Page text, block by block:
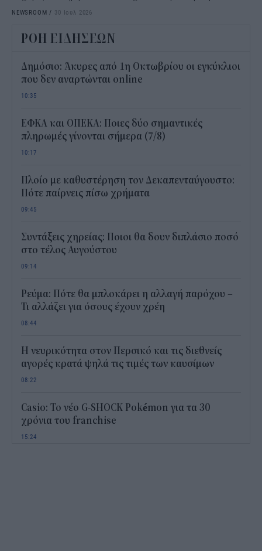
NEWSROOM / 30 Ιουλ 2026
ΡΟΗ ΕΙΔΗΣΕΩΝ
Δημόσιο: Άκυρες από 1η Οκτωβρίου οι εγκύκλιοι
που δεν αναρτώνται online
10:35
ΕΦΚΑ και ΟΠΕΚΑ: Ποιες δύο σημαντικές
πληρωμές γίνονται σήμερα (7/8)
10:17
Πλοίο με καθυστέρηση τον Δεκαπενταύγουστο:
Πότε παίρνεις πίσω χρήματα
09:45
Συντάξεις χηρείας: Ποιοι θα δουν διπλάσιο ποσό
στο τέλος Αυγούστου
09:14
Ρεύμα: Πότε θα μπλοκάρει η αλλαγή παρόχου –
Τι αλλάζει για όσους έχουν χρέη
08:44
Η νευρικότητα στον Περσικό και τις διεθνείς
αγορές κρατά ψηλά τις τιμές των καυσίμων
08:22
Casio: Το νέο G-SHOCK Pokémon για τα 30
χρόνια του franchise
15:24